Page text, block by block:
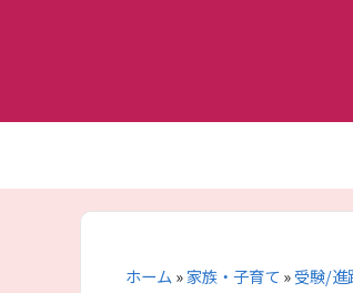
ツ
ホーム»家族・子育て»受験/進